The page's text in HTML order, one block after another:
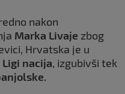
nakon
Marka Livaje zbog
Hrvatska je u
Ligi nacija, izgubivši tek